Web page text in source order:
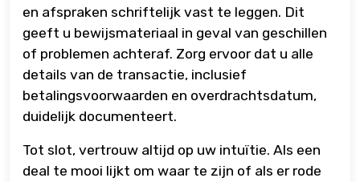
en afspraken schriftelijk vast te leggen. Dit
geeft u bewijsmateriaal in geval van geschillen
of problemen achteraf. Zorg ervoor dat u alle
details van de transactie, inclusief
betalingsvoorwaarden en overdrachtsdatum,
duidelijk documenteert.
Tot slot, vertrouw altijd op uw intuïtie. Als een
deal te mooi lijkt om waar te zijn of als er rode